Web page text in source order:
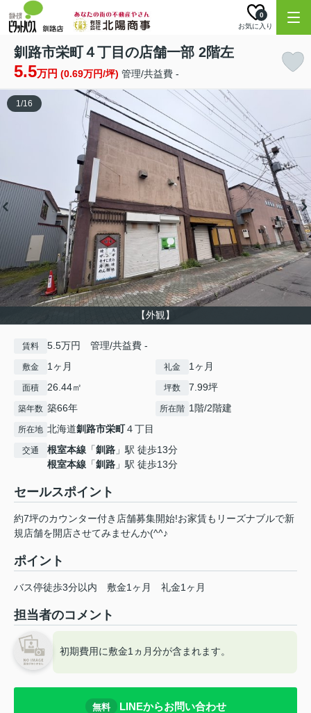
お気に入り
0
釧路市栄町４丁目の店舗一部 2階左
5.5万円 (0.69万円/坪) 管理/共益費 -
【外観】
1/16
賃料 5.5万円 管理/共益費 -
敷金 1ヶ月 礼金 1ヶ月
面積 26.44㎡ 坪数 7.99坪
築年数 築66年 所在階 1階/2階建
所在地 北海道釧路市栄町４丁目
交通 根室本線 「釧路 」駅 徒歩13分
根室本線 「釧路 」駅 徒歩13分
セールスポイント
約7坪のカウンター付き店舗募集開始!お家賃もリーズナブルで新
規店舗を開店させてみませんか(^^♪
ポイント
バス停徒歩3分以内 敷金1ヶ月 礼金1ヶ月
担当者のコメント
初期費用に敷金1ヵ月分が含まれます。
無料 LINEからお問い合わせ